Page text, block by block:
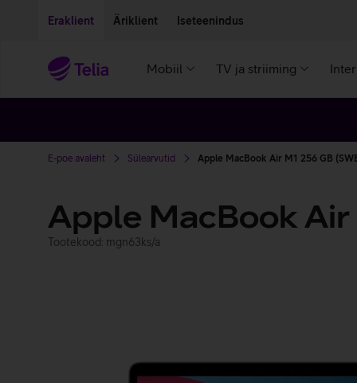
Eraklient Äriklient Iseteenindus
Mobiil TV ja striiming
E-poe avaleht Sülearvutid Apple MacBook Air M1 256 GB
Apple MacBook Air
Tootekood: mgn63ks/a